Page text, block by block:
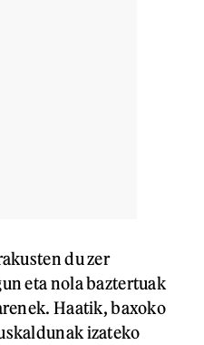
du zer
eta nola baztertuak
Haatik, baxoko
izateko